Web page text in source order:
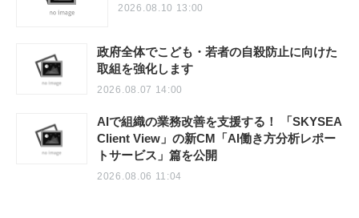
2026.08.10 13:00
政府全体でこども・若者の自殺防止に向けた
取組を強化します
2026.08.07 14:00
AIで組織の業務改善を支援する！ 「SKYSEA
Client View」の新CM「AI働き方分析レポー
トサービス」篇を公開
2026.08.06 11:04